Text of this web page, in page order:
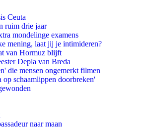
Ceuta
ruim drie jaar
mondelinge examens
mening, laat jij je intimideren?
van Hormuz blijft
Depla van Breda
die mensen ongemerkt filmen
schaamlippen doorbreken'
naar maan